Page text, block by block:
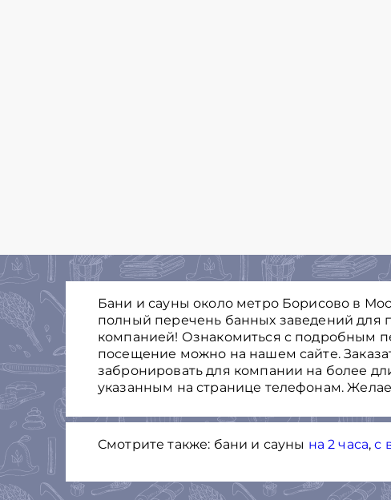
Бани и сауны около метро Борисово в
полный перечень банных заведений для
компанией! Ознакомиться с подробным
посещение можно на нашем сайте.
забронировать для компании на более
указанным на странице телефонам.
Смотрите также: бани и сауны на 2 часа,с